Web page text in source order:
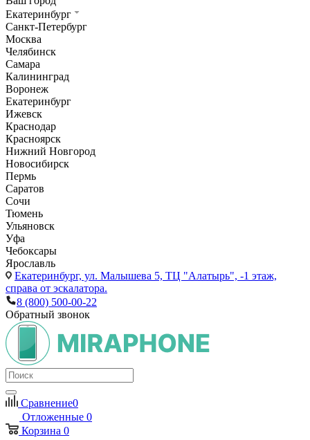
Екатеринбург
Санкт-Петербург
Москва
Челябинск
Самара
Калининград
Воронеж
Екатеринбург
Ижевск
Краснодар
Красноярск
Нижний Новгород
Новосибирск
Пермь
Саратов
Сочи
Тюмень
Ульяновск
Уфа
Чебоксары
Ярославль
Екатеринбург, ул. Малышева 5, ТЦ "Алатырь", -1 этаж,
справа от эскалатора.
8 (800) 500-00-22
Обратный звонок
Сравнение0
Отложенные 0
Корзина 0